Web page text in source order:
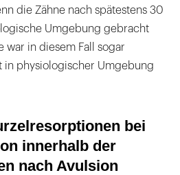
die Zähne nach spätestens 30
Umgebung gebracht
war in diesem Fall sogar
physiologischer Umgebung
bei
innerhalb der
nach Avulsion